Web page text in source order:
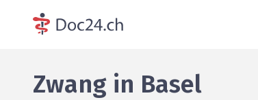
Zwang in Basel